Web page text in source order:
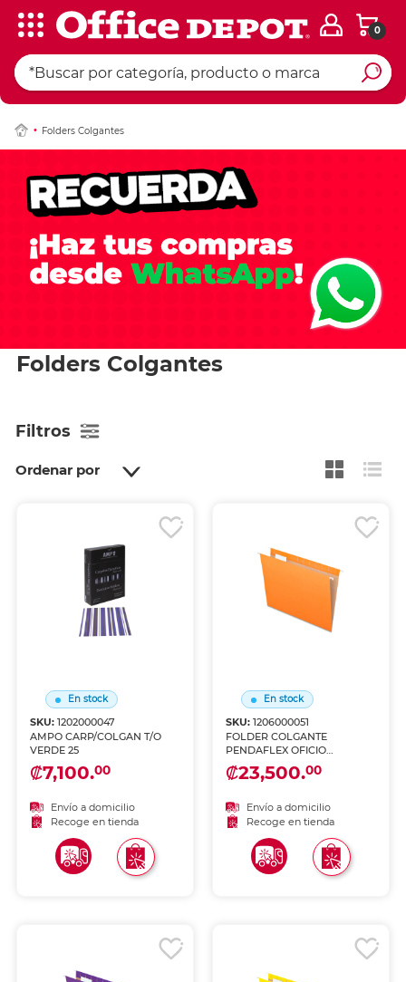
0
Folders Colgantes
Folders Colgantes
Filtros
Ordenar por
En stock
SKU:1202000047
AMPO CARP/COLGAN T/O
VERDE 25
₡7,100.00
Envío a domicilio
Recoge en tienda
En stock
SKU: 1206000051
FOLDER COLGANTE
PENDAFLEX OFICIO
NARANJA 25 U
₡23,500.00
Envío a domicilio
Recoge en tienda